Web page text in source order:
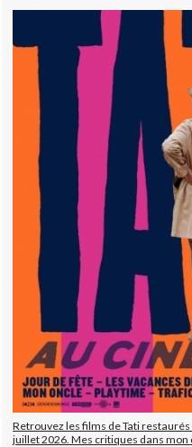
Retrouvez les films de Tati
juillet 2026. Mes critiques dans